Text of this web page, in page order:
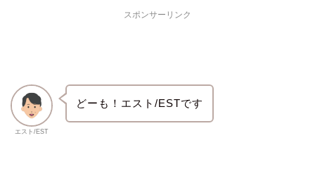
スポンサーリンク
エスト/EST
どーも！エスト/ESTです